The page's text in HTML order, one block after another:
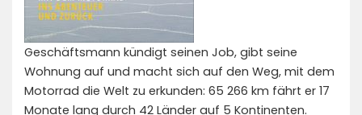
Geschäftsmann kündigt seinen Job, gibt seine
Wohnung auf und macht sich auf den Weg, mit dem
Motorrad die Welt zu erkunden: 65 266 km fährt er 17
Monate lang durch 42 Länder auf 5 Kontinenten.